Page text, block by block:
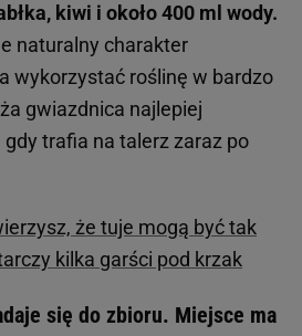
kiwi i około 400 ml wody.
naturalny charakter
wykorzystać roślinę w bardzo
gwiazdnica najlepiej
trafia na talerz zaraz po
że tuje mogą być tak
kilka garści pod krzak
się do zbioru. Miejsce ma